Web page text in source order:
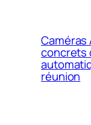
Caméras
concrets
réunion